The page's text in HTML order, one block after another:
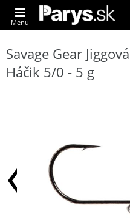
Menu
Savage Gear
Háčik 5/0 - 5 g